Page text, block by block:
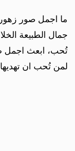
ما اجمل صور زهور
جمال الطبيعة
تُحب، ابعث اجمل
لمن تُحب ان تهديها